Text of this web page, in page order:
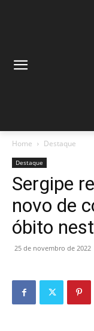
Home Destaque
Destaque
Sergipe
novo de
óbito
25 de novembro de 2022